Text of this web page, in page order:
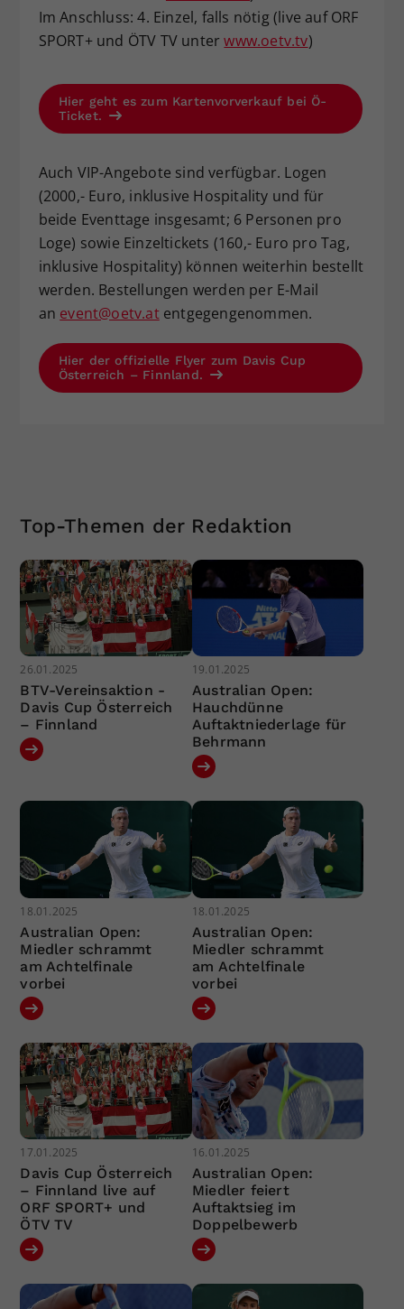
Im Anschluss: 4. Einzel, falls nötig (live auf ORF
SPORT+ und ÖTV TV unterwww.oetv.tv)
Hier geht es zum Kartenvorverkauf bei Ö-
Ticket.
Auch VIP-Angebote sind verfügbar. Logen
(2000,- Euro, inklusive Hospitality und für
beide Eventtage insgesamt; 6 Personen pro
Loge) sowie Einzeltickets (160,- Euro pro Tag,
inklusive Hospitality) können weiterhin bestellt
werden. Bestellungen werden per E-Mail
an event@oetv.atentgegengenommen.
Hier der offizielle Flyer zum Davis Cup
Österreich – Finnland.
Top-Themen der Redaktion
26.01.2025
BTV-Vereinsaktion -
Davis Cup Österreich
– Finnland
19.01.2025
Australian Open:
Hauchdünne
Auftaktniederlage für
Behrmann
18.01.2025
Australian Open:
Miedler schrammt
am Achtelfinale
vorbei
18.01.2025
Australian Open:
Miedler schrammt
am Achtelfinale
vorbei
17.01.2025
Davis Cup Österreich
– Finnland live auf
ORF SPORT+ und
ÖTV TV
16.01.2025
Australian Open:
Miedler feiert
Auftaktsieg im
Doppelbewerb